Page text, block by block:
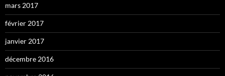
mars 2017
février 2017
janvier 2017
décembre 2016